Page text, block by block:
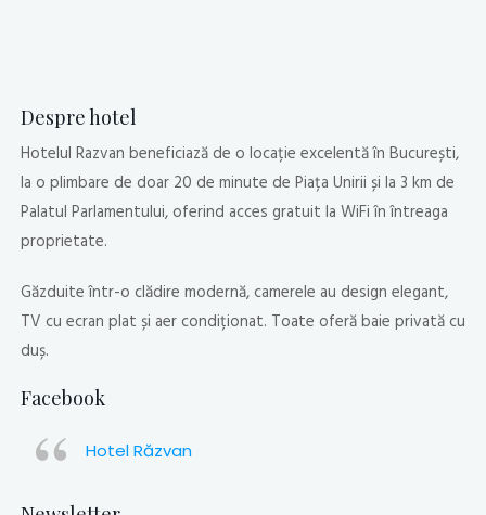
Despre hotel
Hotelul Razvan beneficiază de o locație excelentă în București,
la o plimbare de doar 20 de minute de Piața Unirii și la 3 km de
Palatul Parlamentului, oferind acces gratuit la WiFi în întreaga
proprietate.
Găzduite într-o clădire modernă, camerele au design elegant,
TV cu ecran plat și aer condiționat. Toate oferă baie privată cu
duș.
Facebook
Hotel Răzvan